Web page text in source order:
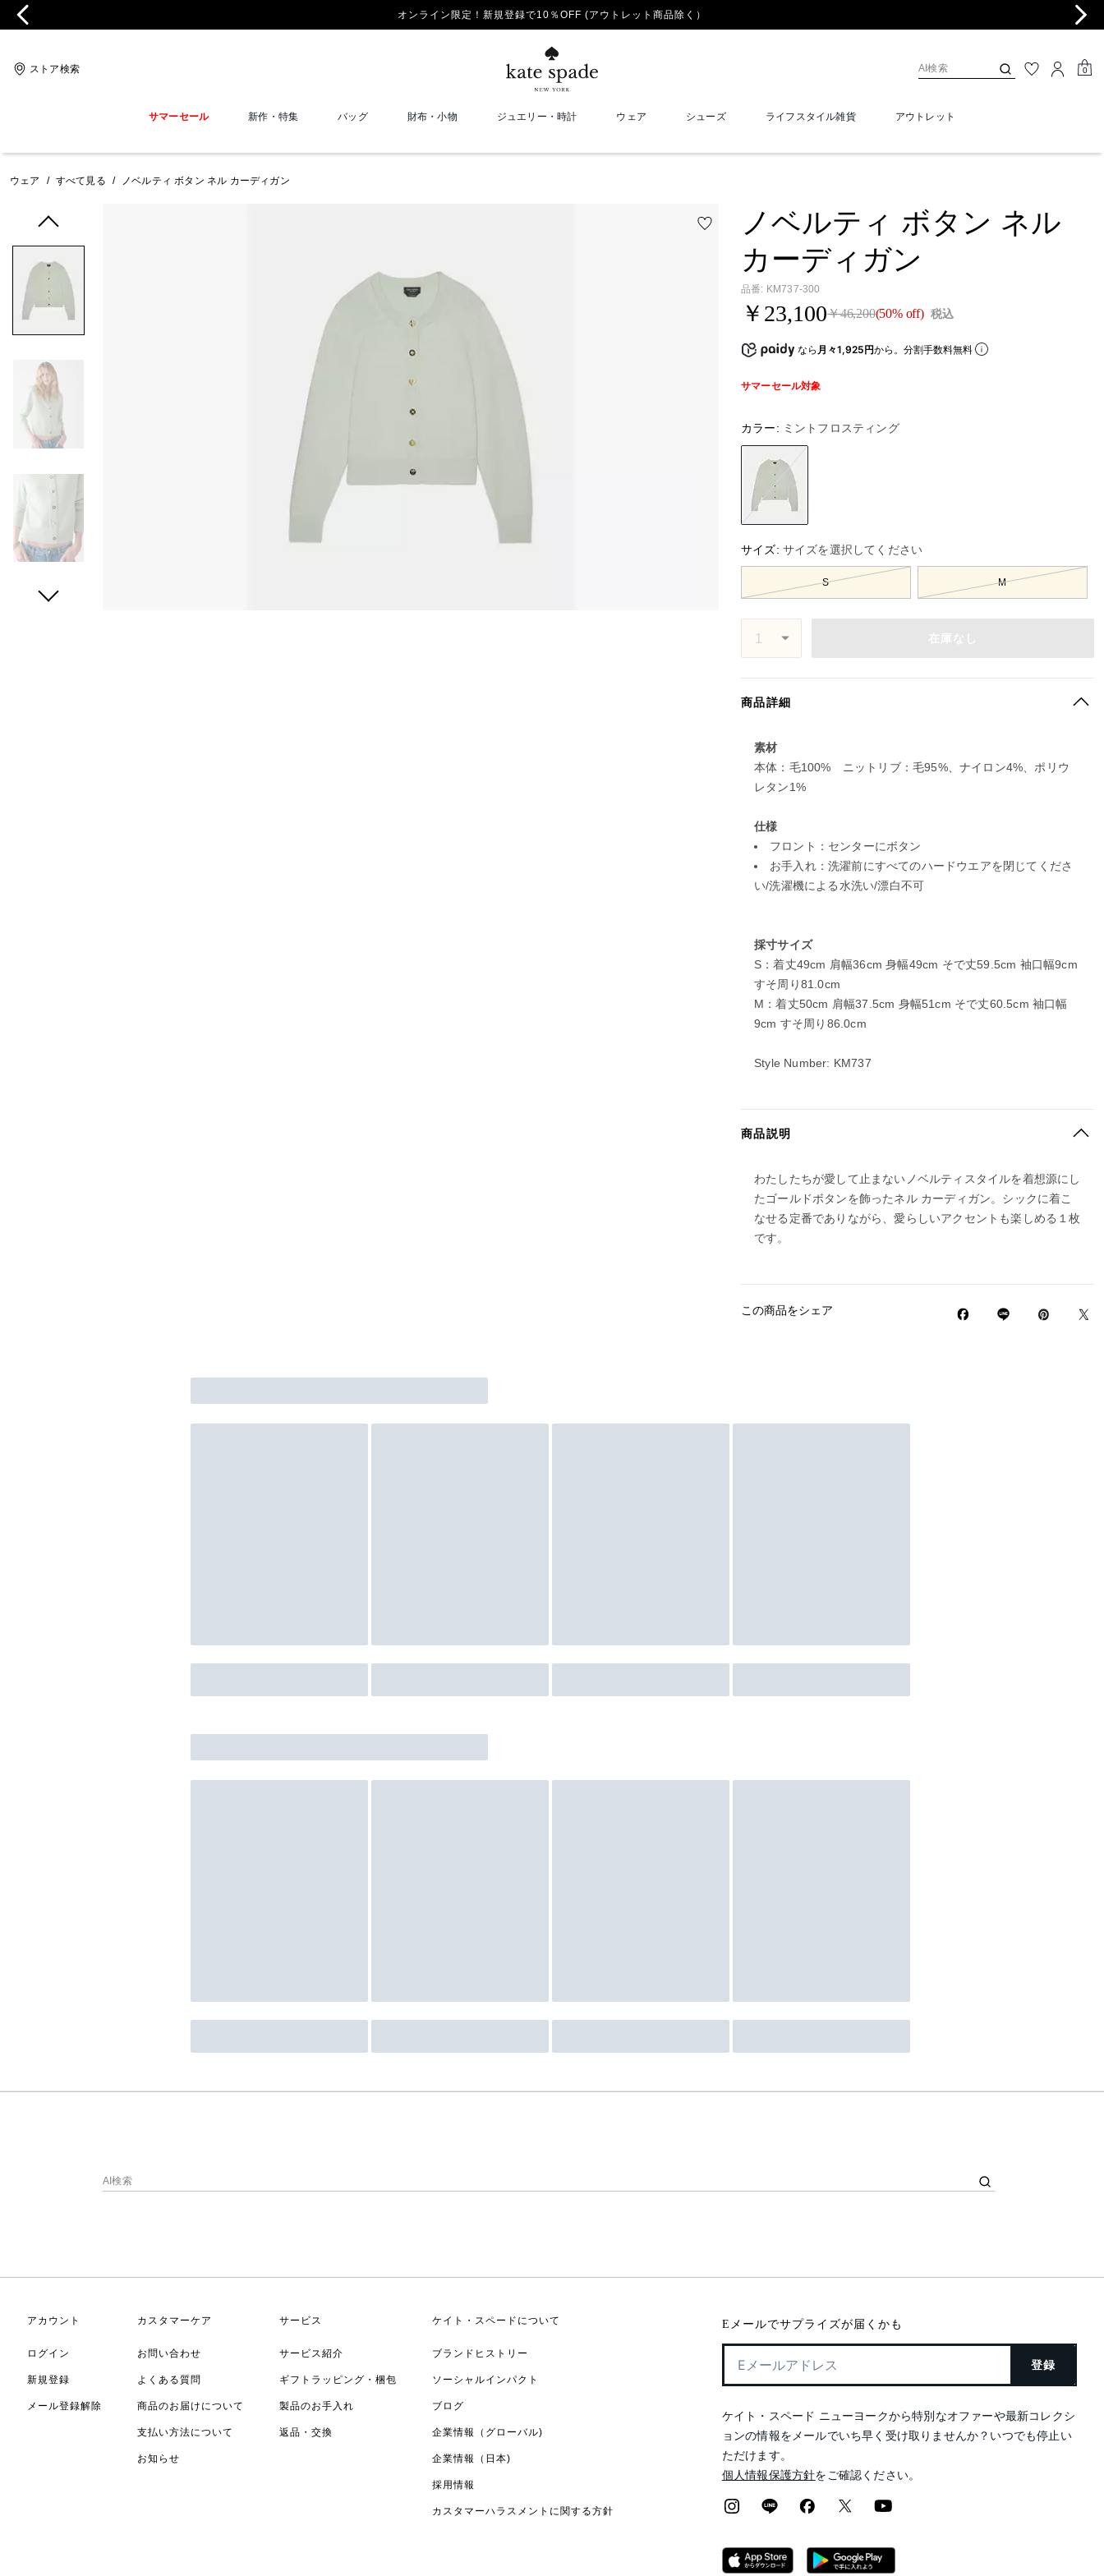
オンライン限定！新規登録で10％OFF (アウトレット商品除く）
ストア検索 0
サマーセール 新作・特集 バッグ 財布・小物 ジュエリー・時計 ウェア シューズ ライフスタイル雑貨 アウトレット
ウェア / すべて見る / ノベルティ ボタン ネル カーディガン
ノベルティ ボタン ネル
カーディガン
品番: KM737-300
￥23,100￥46,200(50% off) 税込
なら 月々1,925円から。分割手数料無料
サマーセール対象
カラー: ミントフロスティング
サイズ: サイズを選択してください
S M
在庫なし
商品詳細
素材
本体：毛100% ニットリブ：毛95%、ナイロン4%、ポリウ
レタン1%
仕様
フロント：センターにボタン
お手入れ：洗濯前にすべてのハードウエアを閉じてくださ
い/洗濯機による水洗い/漂白不可
採寸サイズ
S：着丈49cm 肩幅36cm 身幅49cm そで丈59.5cm 袖口幅9cm
すそ周り81.0cm
M：着丈50cm 肩幅37.5cm 身幅51cm そで丈60.5cm 袖口幅
9cm すそ周り86.0cm
Style Number: KM737
商品説明
わたしたちが愛して止まないノベルティスタイルを着想源にし
たゴールドボタンを飾ったネル カーディガン。シックに着こ
なせる定番でありながら、愛らしいアクセントも楽しめる１枚
です。
この商品をシェア
アカウント
ログイン
新規登録
メール登録解除
カスタマーケア
お問い合わせ
よくある質問
商品のお届けについて
支払い方法について
お知らせ
サービス
サービス紹介
ギフトラッピング・梱包
製品のお手入れ
返品・交換
ケイト・スペードについて
ブランドヒストリー
ソーシャルインパクト
ブログ
企業情報（グローバル)
企業情報（日本)
採用情報
カスタマーハラスメントに関する方針
Eメールでサプライズが届くかも
登録
ケイト・スペード ニューヨークから特別なオファーや最新コレクシ
ョンの情報をメールでいち早く受け取りませんか？いつでも停止い
ただけます。
個人情報保護方針をご確認ください。